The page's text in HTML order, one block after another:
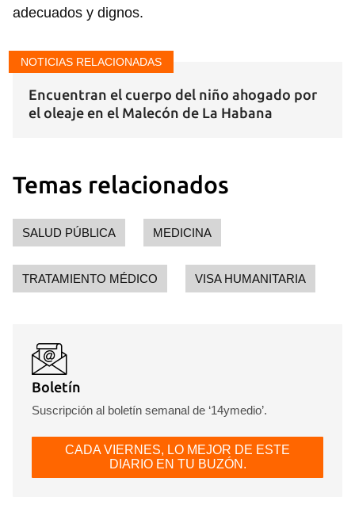
adecuados y dignos.
NOTICIAS RELACIONADAS
Encuentran el cuerpo del niño ahogado por
el oleaje en el Malecón de La Habana
Temas relacionados
SALUD PÚBLICA MEDICINA
TRATAMIENTO MÉDICO VISA HUMANITARIA
Boletín
Suscripción al boletín semanal de ‘14ymedio’.
CADA VIERNES, LO MEJOR DE ESTE
DIARIO EN TU BUZÓN.